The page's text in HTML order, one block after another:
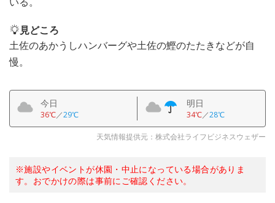
見どころ
土佐のあかうしハンバーグや土佐の鰹のたたきなどが自
慢。
今日
36℃／29℃
明日
34℃／28℃
天気情報提供元：株式会社ライフビジネスウェザー
※施設やイベントが休園・中止になっている場合がありま
す。おでかけの際は事前にご確認ください。